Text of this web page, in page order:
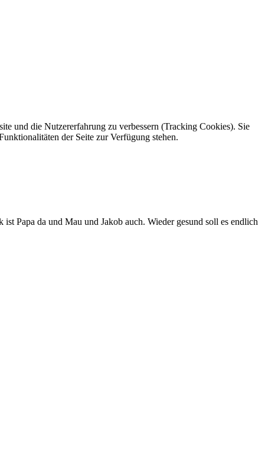
da und Mau und Jakob auch. Wieder gesund soll es endlich
und die Nutzererfahrung zu verbessern (Tracking Cookies). Sie
der Seite zur Verfügung stehen.